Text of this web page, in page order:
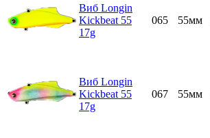
Виб Longin
Kickbeat 55
17g
065 55мм
Виб Longin
Kickbeat 55
17g
067 55мм